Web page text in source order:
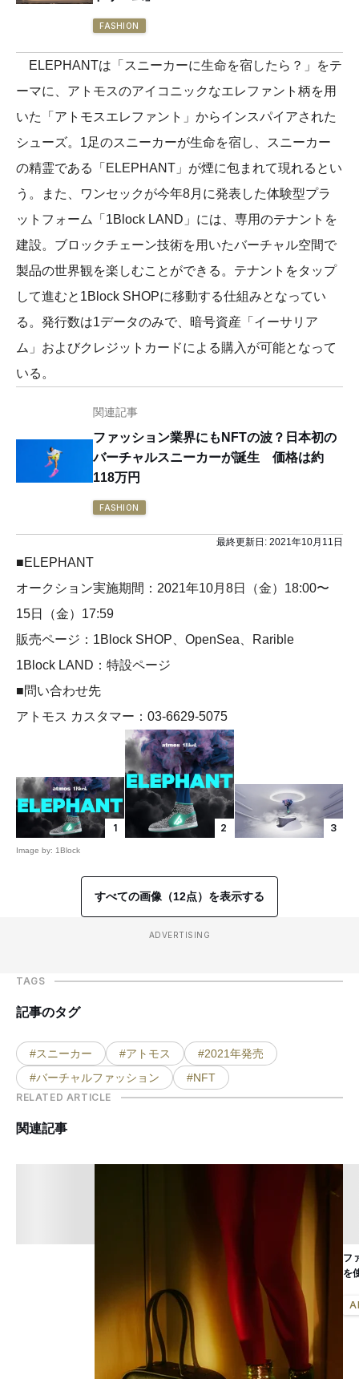
FASHION
ELEPHANTは「スニーカーに⽣命を宿したら？」をテ
ーマに、アトモスのアイコニックなエレファント柄を⽤
いた「アトモスエレファント」からインスパイアされた
シューズ。1足のスニーカーが生命を宿し、スニーカー
の精霊である「ELEPHANT」が煙に包まれて現れるとい
う。また、ワンセックが今年8月に発表した体験型プラ
ットフォーム「1Block LAND」には、専用のテナントを
建設。ブロックチェーン技術を用いたバーチャル空間で
製品の世界観を楽しむことができる。テナントをタップ
して進むと1Block SHOPに移動する仕組みとなってい
る。発行数は1データのみで、暗号資産「イーサリア
ム」およびクレジットカードによる購⼊が可能となって
いる。
関連記事
ファッション業界にもNFTの波？日本初の
バーチャルスニーカーが誕生 価格は約
118万円
FASHION
最終更新日: 2021年10月11日
■ELEPHANT
オークション実施期間：2021年10月8日（金）18:00〜
15日（金）17:59
販売ページ：1Block SHOP、OpenSea、Rarible
1Block LAND：特設ページ
■問い合わせ先
アトモス カスタマー：03-6629-5075
1
Image by: 1Block
2 3
すべての画像（12点）を表示する
ADVERTISING
TAGS
記事のタグ
#スニーカー #アトモス
#2021年発売
#バーチャルファッション
#NFT
RELATED ARTICLE
関連記事
フ
を